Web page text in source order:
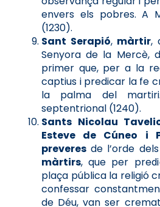
envers els pobres. A
(1230).
Sant Serapió, màrtir,
Senyora de la Mercè,
primer que, per a la
captius i predicar la fe
la palma del
septentrional (1240).
Sants Nicolau
Esteve de Cúneo i
preveres de l’orde
màrtirs, que per
plaça pública la religió
confessar
de Déu, van ser